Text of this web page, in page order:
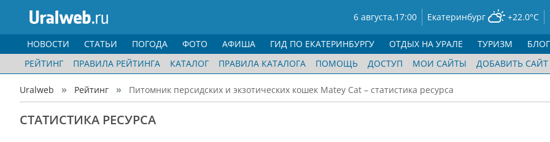
6 августа,17:00 Екатеринбург +22.0°C
НОВОСТИ СТАТЬИ ПОГОДА ФОТО АФИША ГИД ПО ЕКАТЕРИНБУРГУ ОТДЫХ НА УРАЛЕ ТУРИЗМ
РЕЙТИНГ
ПРАВИЛА РЕЙТИНГА КАТАЛОГ ПРАВИЛА КАТАЛОГА ПОМОЩЬ ДОСТУП МОИ САЙТЫ ДОБАВИТЬ САЙТ
Uralweb Рейтинг Питомник персидских и экзотических кошек Matey Cat – статистика ресурса
CТАТИСТИКА РЕСУРСА